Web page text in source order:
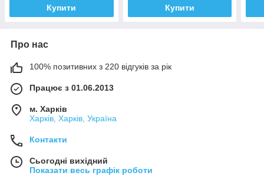
Купити Купити
Про нас
100% позитивних з 220 відгуків за рік
Працює з 01.06.2013
м. Харків
Харків, Харків, Україна
Контакти
Сьогодні вихідний
Показати весь графік роботи